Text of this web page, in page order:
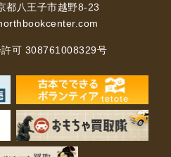
都八王子市越野8-23
可 308761008329号